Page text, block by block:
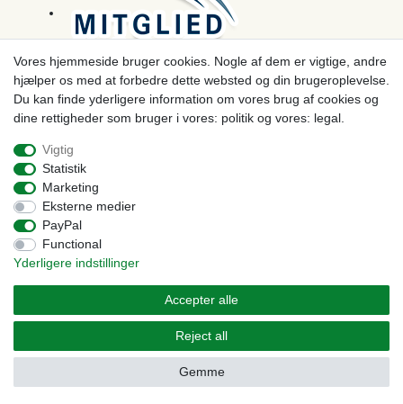
Betaling
Withdraw from contract here Kontakt
Vores hjemmeside bruger cookies. Nogle af dem er vigtige, andre
hjælper os med at forbedre dette websted og din brugeroplevelse.
Du kan finde yderligere information om vores brug af cookies og
dine rettigheder som bruger i vores: politik og vores: legal.
Vigtig
Statistik
Marketing
Eksterne medier
PayPal
Functional
Yderligere indstillinger
Accepter alle
Reject all
Gemme